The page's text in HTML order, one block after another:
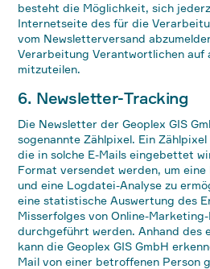
besteht die Möglichkeit, sich
Internetseite des für die
vom Newsletterversand
Verarbeitung Verantwortlichen auf
mitzuteilen.
6. Newsletter-Tracking
Die Newsletter der Geoplex GIS
sogenannte Zählpixel. Ein
die in solche E-Mails eingebettet
Format versendet werden, um
und eine Logdatei-Analyse zu
eine statistische Auswertung des
Misserfolges von Online-
durchgeführt werden. Anhand des
kann die Geoplex GIS GmbH
Mail von einer betroffenen Person